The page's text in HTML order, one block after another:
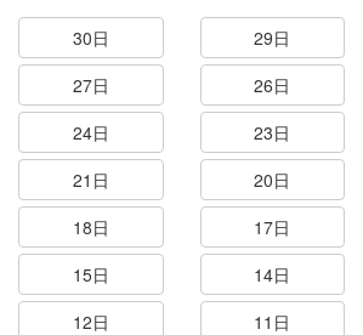
30日
29日
27日
26日
24日
23日
21日
20日
18日
17日
15日
14日
12日
11日